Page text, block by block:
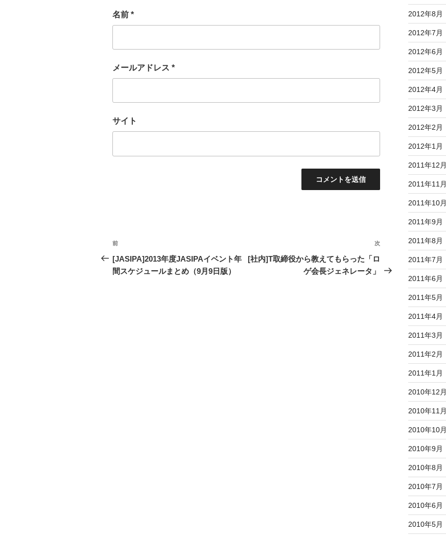
名前 *
メールアドレス *
サイト
投
稿
ナ
過
去
の
前
[JASIPA]2013年度JASIPAイベント年
間スケジュールまとめ（9月9日版）
投
次
[社内]T取締役から教えてもらった「ロ
ゲ会長ジェネレータ」
2012年8月
2012年7月
2012年6月
2012年5月
2012年4月
2012年3月
2012年2月
2012年1月
2011年12月
2011年11月
2011年10月
2011年9月
2011年8月
2011年7月
2011年6月
2011年5月
2011年4月
2011年3月
2011年2月
2011年1月
2010年12月
2010年11月
2010年10月
2010年9月
2010年8月
2010年7月
2010年6月
2010年5月